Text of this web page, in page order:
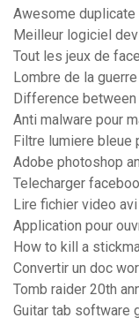
Awesome
Meilleur logiciel
Tout les jeux de
Lombre de la
Difference
Anti malware pour
Filtre lumiere bleue
Adobe photoshop
Telecharger
Lire fichier video
Application pour
How to kill a
Convertir un doc
Tomb raider 20th
Guitar tab software